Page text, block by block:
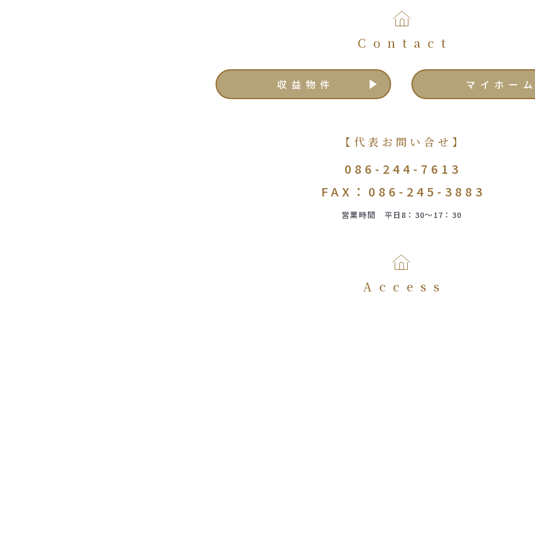
Contact
収益物件 マイホー
【代表お問い合せ】
086-244-7613
FAX：086-245-3883
営業時間 平日8：30～17：30
Access